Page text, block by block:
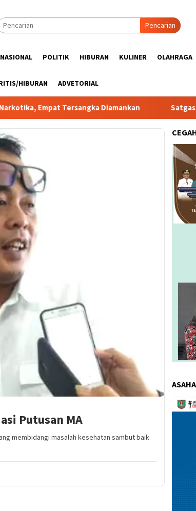
Pencarian
NASIONAL POLITIK HIBURAN KULINER OLAHRAGA
HIBURAN ADVETORIAL
Tersangka Diamankan Satgas PRR Pacu
Putusan MA
membidangi masalah kesehatan sambut baik
Video